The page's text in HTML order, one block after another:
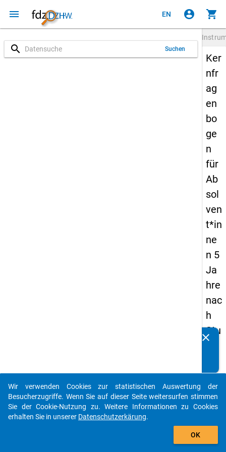
menu EN account_circle shopping_cart
search Suchen
Ker
nfr
ag
en
bo
ge
n
für
Ab
sol
ven
t*in
ne
n 5
Ja
hre
nac
h
Stu
bsc
hlu
ss
clear
auto_stories
add_shopping_cart
Wir verwenden Cookies zur statistischen Auswertung der
Besucherzugriffe. Wenn Sie auf dieser Seite weitersurfen stimmen
Sie der Cookie-Nutzung zu. Weitere Informationen zu Cookies
erhalten Sie in unserer Datenschutzerkärung.
OK